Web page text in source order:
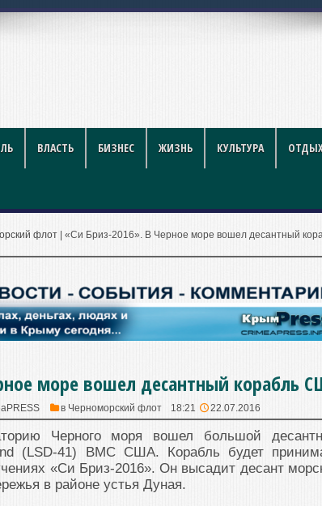
гид для поку
ВЛАСТЬ БИЗНЕС ЖИЗНЬ КУЛЬТУРА
флот
«Си Бриз-2016». В Черное море вошел десантный
море вошел десантный корабль
в Черноморский флот 18:21 22.07.2016
Черного моря вошел большой
(LSD-41) ВМС США. Корабль будет
«Си Бриз-2016». Он высадит десант
в районе устья Дуная.